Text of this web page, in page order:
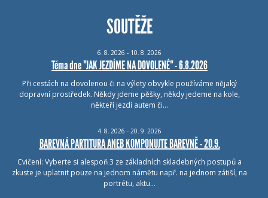
SOUTĚŽE
6. 8. 2026 - 10. 8. 2026
Téma dne "JAK JEZDÍME NA DOVOLENÉ" - 6.8.2026
Při cestách na dovolenou či na výlety obvykle používáme nějaký
dopravní prostředek. Někdy jdeme pěšky, někdy jedeme na kole,
někteří jezdí autem či…
4. 8. 2026 - 20. 9. 2026
BAREVNÁ PARTITURA ANEB KOMPONUJTE BAREVNĚ - 20.9.
Cvičení: Vyberte si alespoň 3 ze základních skladebných postupů a
zkuste je uplatnit pouze na jednom námětu např. na jednom zátiší, na
portrétu, aktu…